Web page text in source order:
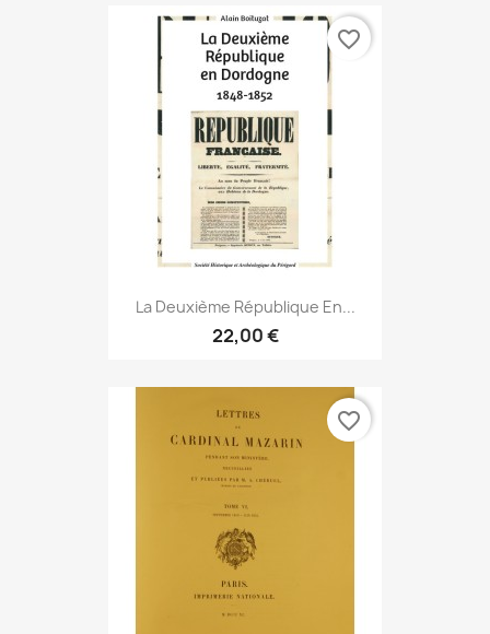
La Deuxième République En...
22,00 €
favorite_border
favorite_border